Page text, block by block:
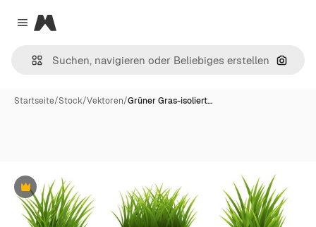
Close menu
Magnific
Nach
Startseite/Stock/Vektoren/Grüner Gras-isoliert…
Premium